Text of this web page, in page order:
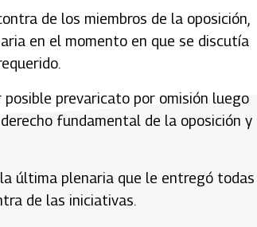
de los miembros de la oposición,
en el momento en que se discutía
prevaricato por omisión luego
fundamental de la oposición y
última plenaria que le entregó todas
de las iniciativas.